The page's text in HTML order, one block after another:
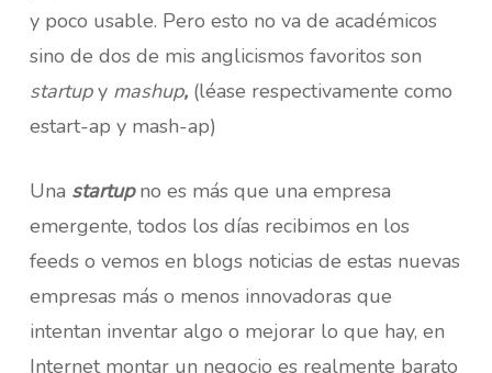
y poco usable. Pero esto no va de académicos
sino de dos de mis anglicismos favoritos son
startupy mashup, (léase respectivamente como
estart-ap y mash-ap)
Una startupno es más que una empresa
emergente, todos los días recibimos en los
feeds o vemos en blogs noticias de estas nuevas
empresas más o menos innovadoras que
intentan inventar algo o mejorar lo que hay, en
Internet montar un negocio es realmente barato